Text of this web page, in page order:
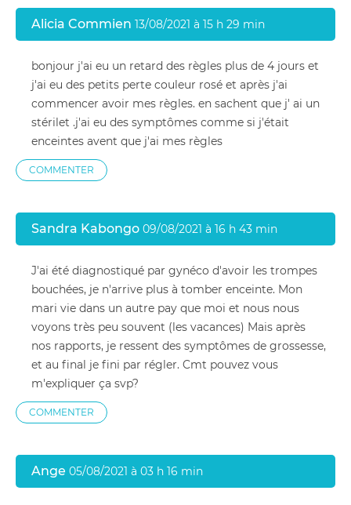
Alicia Commien 13/08/2021 à 15 h 29 min
bonjour j'ai eu un retard des règles plus de 4 jours et
j'ai eu des petits perte couleur rosé et après j'ai
commencer avoir mes règles. en sachent que j' ai un
stérilet .j'ai eu des symptômes comme si j'était
enceintes avent que j'ai mes règles
COMMENTER
Sandra Kabongo 09/08/2021 à 16 h 43 min
J'ai été diagnostiqué par gynéco d'avoir les trompes
bouchées, je n'arrive plus à tomber enceinte. Mon
mari vie dans un autre pay que moi et nous nous
voyons très peu souvent (les vacances) Mais après
nos rapports, je ressent des symptômes de grossesse,
et au final je fini par régler. Cmt pouvez vous
m'expliquer ça svp?
COMMENTER
Ange 05/08/2021 à 03 h 16 min